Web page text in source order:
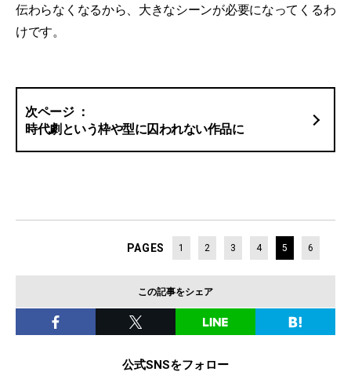
伝わらなくなるから、大きなシーンが必要になってくるわ
けです。
時代劇という枠や型に囚われない作品に
PAGES 1 2 3 4 5 6
この記事をシェア
公式SNSをフォロー